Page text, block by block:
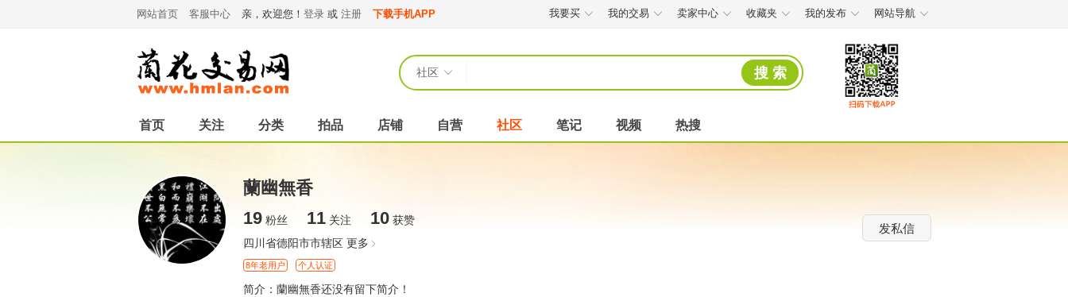
网站首页 客服中心 亲，欢迎您！ 登录 或 注册 下载手机APP 我要买 我的交易 卖家中心 收藏夹 我的发布 网站导航
社区 搜 索
首页 关注 分类 拍品 店铺 自营 社区 笔记 视频 热搜
蘭幽無香
19 粉丝 11 关注 10 获赞
四川省德阳市市辖区 更多
8年老用户 个人认证
简介：蘭幽無香还没有留下简介！
发私信